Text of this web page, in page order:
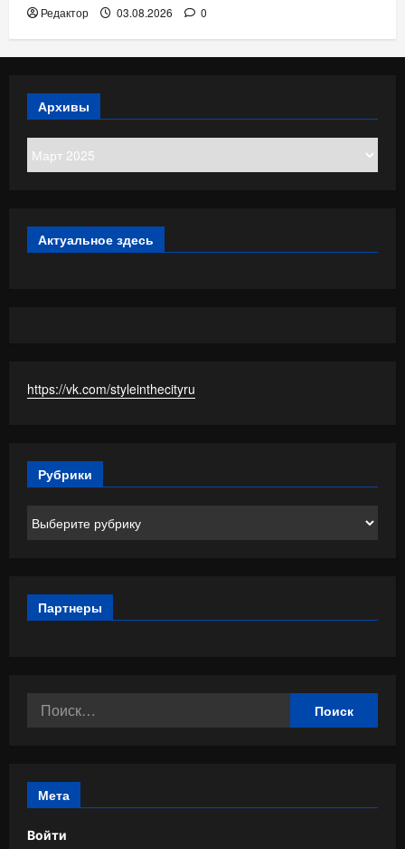
Редактор 03.08.2026 0
Архивы
Актуальное здесь
https://vk.com/styleinthecityru
Рубрики
Партнеры
Найти:
Мета
Войти